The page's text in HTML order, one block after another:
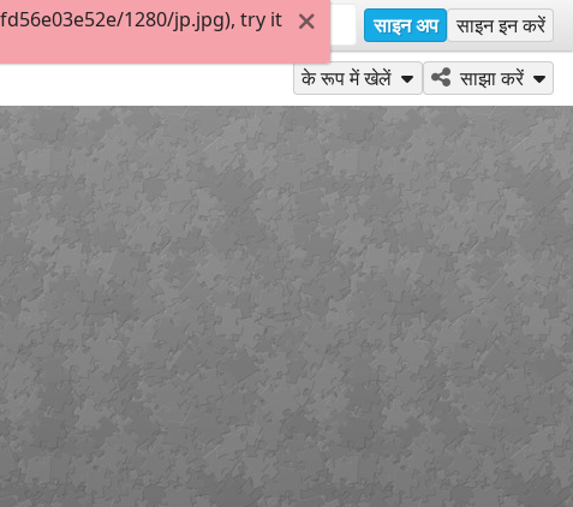
साइन अप साइन इन करें
के रूप में खेलें साझा करें
1280/jp.jpg), try it